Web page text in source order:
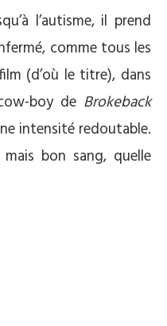
l’autisme, il prend
comme tous les
(d’où le titre), dans
boy de Brokeback
intensité redoutable.
bon sang, quelle